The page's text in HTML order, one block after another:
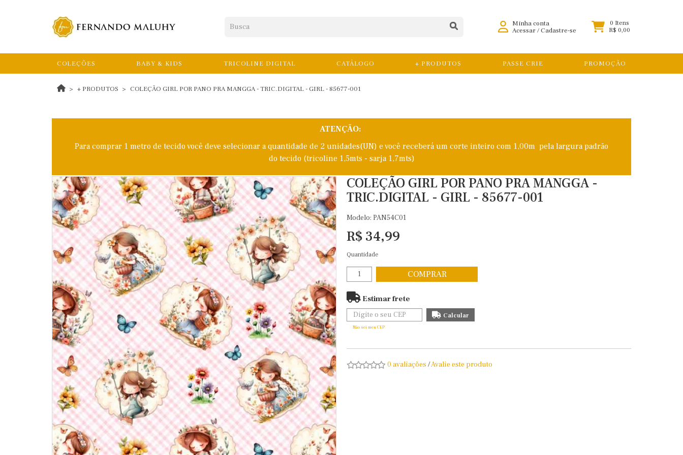
Minha conta
Acessar/Cadastre-se
0 Itens
R$ 0,00
COLEÇÕES BABY & KIDS TRICOLINE DIGITAL CATÁLOGO + PRODUTOS PASSE CRIE PROMOÇÃO
+ PRODUTOS COLEÇÃO GIRL POR PANO PRA MANGGA - TRIC.DIGITAL - GIRL - 85677-001
ATENÇÃO:
Para comprar 1 metro de tecido você deve selecionar a quantidade de 2 unidades(UN) e você receberá um corte inteiro com 1,00m pela largura padrão
do tecido (tricoline 1,5mts - sarja 1,7mts)
COLEÇÃO GIRL POR PANO PRA MANGGA -
TRIC.DIGITAL - GIRL - 85677-001
Modelo: PAN54C01
R$ 34,99
Quantidade
COMPRAR
Estimar frete
Não sei meu CEP
0 avaliações /Avalie este produto